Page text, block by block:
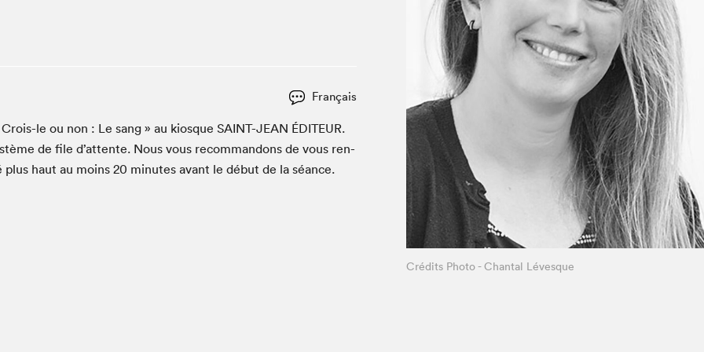
Le Salon dans ta classe
Liseur Public
Matinées scolaires Hydro-Québec
À propos du Salon
Liste des exposant·e·s
Liste des auteur·rice·s
Français
le ou non : Le sang » au kiosque SAINT-JEAN ÉDI­TEUR.
de file d’at­tente. Nous vous recom­man­dons de vous ren­
plus haut au moins 20 min­utes avant le début de la séance.
Crédits Photo - Chantal Lévesque